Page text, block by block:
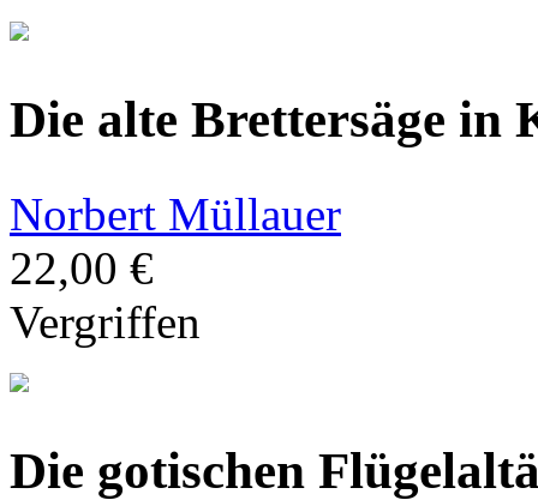
Die alte Brettersäge in
Norbert Müllauer
22,00 €
Vergriffen
Die gotischen